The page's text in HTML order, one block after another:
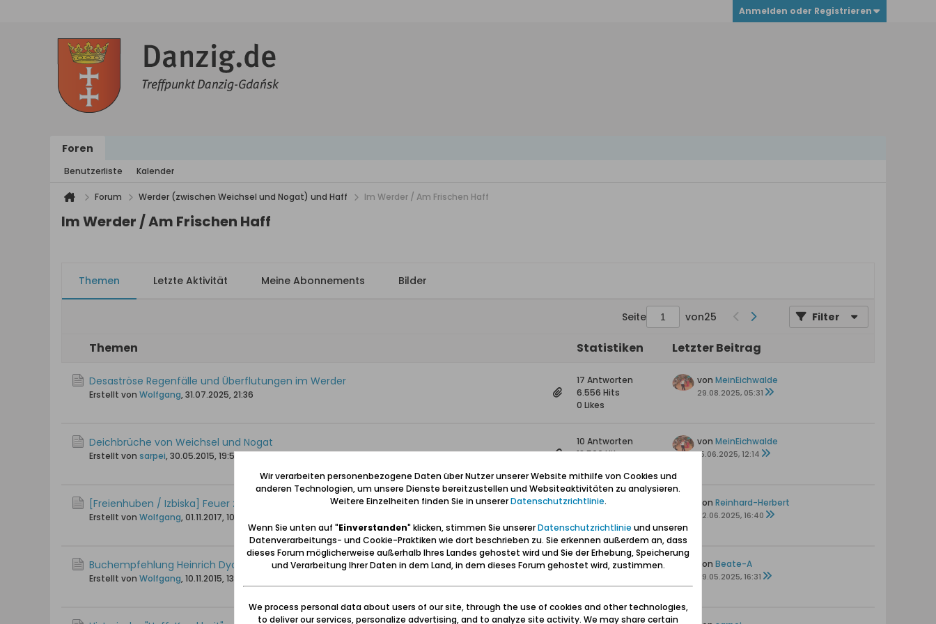
Anmelden oder Registrieren
Foren
Benutzerliste Kalender
Forum Werder (zwischen Weichsel und Nogat) und Haff Im Werder / Am Frischen Haff
Im Werder / Am Frischen Haff
Themen Letzte Aktivität Meine Abonnements Bilder
Seite von25 Filter
Themen Statistiken Letzter Beitrag
Desaströse Regenfälle und Überflutungen im Werder
Erstellt von Wolfgang, 31.07.2025, 21:36
17 Antworten
6.556 Hits
0 Likes
von MeinEichwalde
29.08.2025, 05:31
Deichbrüche von Weichsel und Nogat
Erstellt von sarpei, 30.05.2015, 19:54
10 Antworten
18.566 Hits
von MeinEichwalde
15.06.2025, 12:14
[Freienhuben / Izbiska] Feuer zerstört Vorlaubenhaus
Erstellt von Wolfgang, 01.11.2017, 10:58
1 Antwort
0 Likes
von Reinhard-Herbert
02.06.2025, 16:40
Buchempfehlung Heinrich Dyck Dziennik Zulawski (Werder-Tagebuch 1878)
Erstellt von Wolfgang, 10.11.2015, 13:50
23 Antworten
0 Likes
von Beate-A
29.05.2025, 16:31
Wir verarbeiten personenbezogene Daten über Nutzer unserer Website mithilfe von Cookies und
anderen Technologien, um unsere Dienste bereitzustellen und Websiteaktivitäten zu analysieren.
Weitere Einzelheiten finden Sie in unsererDatenschutzrichtlinie.
Wenn Sie unten auf "Einverstanden" klicken, stimmen Sie unsererDatenschutzrichtlinie und unseren
Datenverarbeitungs- und Cookie-Praktiken wie dort beschrieben zu. Sie erkennen außerdem an, dass
dieses Forum möglicherweise außerhalb Ihres Landes gehostet wird und Sie der Erhebung, Speicherung
und Verarbeitung Ihrer Daten in dem Land, in dem dieses Forum gehostet wird, zustimmen.
We process personal data about users of our site, through the use of cookies and other technologies,
to deliver our services, personalize advertising, and to analyze site activity. We may share certain